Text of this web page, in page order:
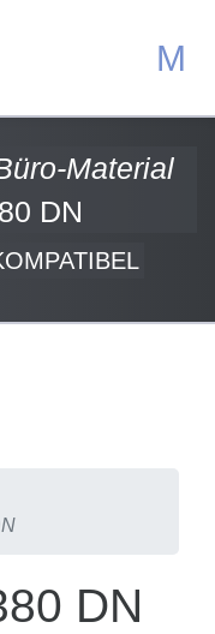
M
Material
DN
DN